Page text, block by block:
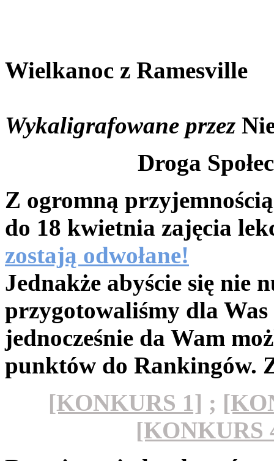
Wielkanoc z Ramesville
Wykaligrafowane przez
Droga
Z ogromną
do 18 kwietnia zajęcia
zostają odwołane!
Jednakże abyście się nie
przygotowaliśmy dla
jednocześnie da Wam
punktów do Rankingów.
[KONKURS 1] ;
[KONKURS